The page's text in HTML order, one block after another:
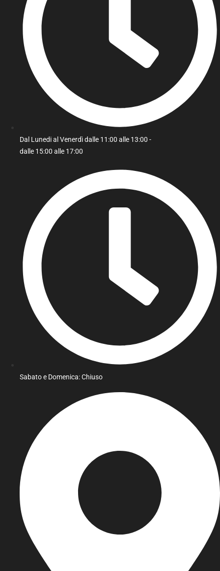
Dal Lunedi al Venerdì dalle 11:00 alle 13:00 -
dalle 15:00 alle 17:00
Sabato e Domenica: Chiuso